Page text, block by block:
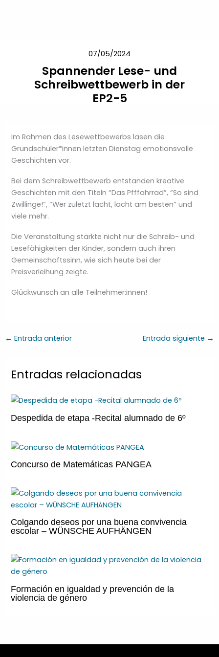
07/05/2024
Spannender Lese- und
Schreibwettbewerb in der
EP2-5
Im Rahmen des Lesewettbewerbs lasen die
Grundschüler*innen letzten Dienstag emotionsvolle
Geschichten vor.
Bei dem Schreibwettbewerb entstanden kreative
Geschichten mit den Titeln “Das Pfffahrrad”, “So sind
Zwillinge!”, “Wer zuletzt lacht, lacht am besten” und
viele mehr.
Die Veranstaltung stärkte nicht nur die Schreib- und
Lesefähigkeiten der Kinder, sondern auch ihren
Gemeinschaftssinn, wie sich heute bei der
Preisverleihung zeigte.
Glückwunsch an alle Teilnehmer:innen!
← Entrada anterior Entrada siguiente →
Entradas relacionadas
Despedida de etapa -Recital alumnado de 6º
Concurso de Matemáticas PANGEA
Colgando deseos por una buena convivencia
escolar – WÜNSCHE AUFHÄNGEN
Formación en igualdad y prevención de la
violencia de género